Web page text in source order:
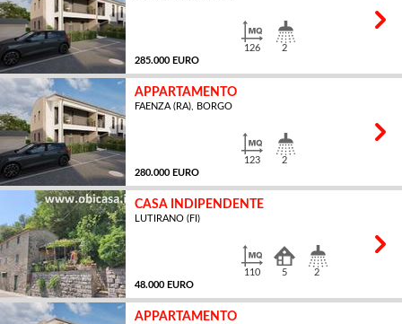
285.000 EURO
126 2
APPARTAMENTO
FAENZA (RA), BORGO
280.000 EURO
123 2
CASA INDIPENDENTE
LUTIRANO (FI)
48.000 EURO
110 5 2
APPARTAMENTO